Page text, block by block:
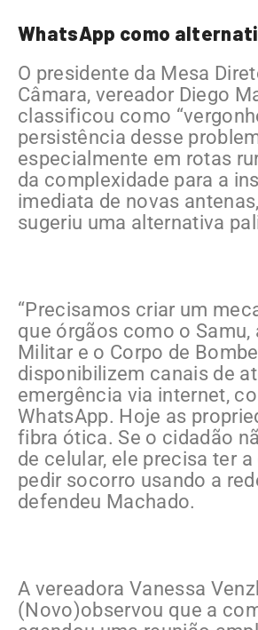
WhatsApp como
O presidente da Mesa
Câmara, vereador Diego
classificou como
persistência desse
especialmente em rotas
da complexidade para a
imediata de novas
sugeriu uma alternativa
“Precisamos criar um
que órgãos como o Samu,
Militar e o Corpo de
disponibilizem canais de
emergência via internet,
WhatsApp. Hoje as
fibra ótica. Se o cidadão
de celular, ele precisa ter
pedir socorro usando a
defendeu Machado.
A vereadora Vanessa
(Novo)observou que a